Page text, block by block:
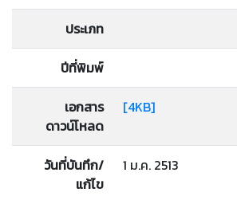
ประเภท
ปีที่พิมพ์
เอกสาร
ดาวน์โหลด
[4KB]
วันที่บันทึก/
แก้ไข
1 ม.ค. 2513